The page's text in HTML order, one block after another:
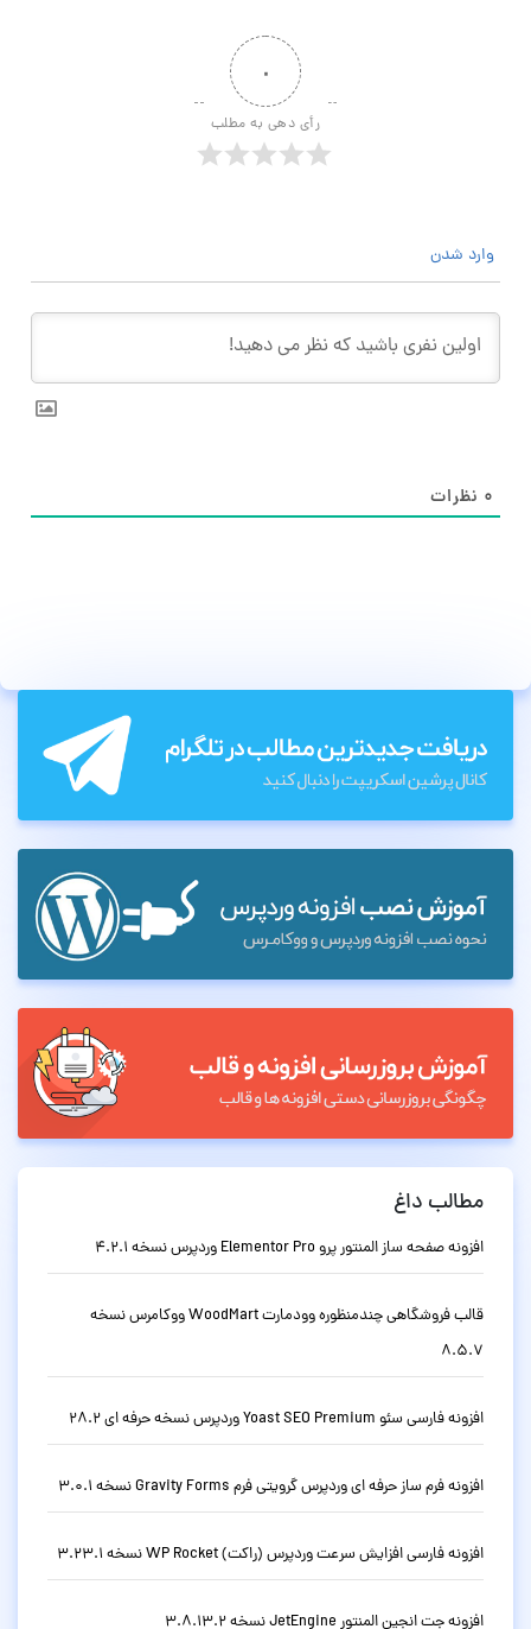
۰
رأی دهی به مطلب
وارد شدن
۰ نظرات
مطالب داغ
افزونه صفحه ساز المنتور پرو Elementor Pro وردپرس نسخه 4.2.1
قالب فروشگاهی چندمنظوره وودمارت WoodMart ووکامرس نسخه
8.5.7
افزونه فارسی سئو Yoast SEO Premium وردپرس نسخه حرفه ای 28.2
افزونه فرم ساز حرفه ای وردپرس گرویتی فرم Gravity Forms نسخه 3.0.1
افزونه فارسی افزایش سرعت وردپرس (راکت) WP Rocket نسخه 3.23.1
افزونه جت انجین المنتور JetEngine نسخه 3.8.13.2